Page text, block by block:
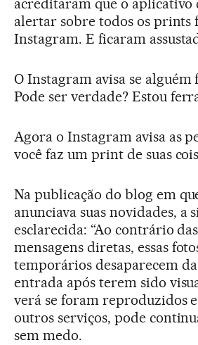
acreditaram que o aplicativo
alertar sobre todos os prints
Instagram. E ficaram
O Instagram avisa se
Pode ser verdade? Estou
Agora o Instagram avisa as
você faz um print de suas
Na publicação do blog em
anunciava suas novidades, a
esclarecida: “Ao contrário
mensagens diretas, essas
temporários desaparecem
entrada após terem sido
verá se foram reproduzidos
outros serviços, pode
sem medo.